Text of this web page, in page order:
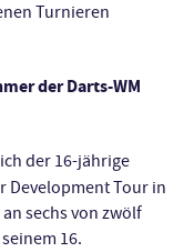
Turnieren
der Darts-WM
der 16-jährige
Development Tour in
sechs von zwölf
16.